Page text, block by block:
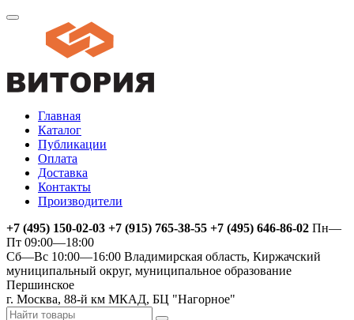
Главная
Каталог
Публикации
Оплата
Доставка
Контакты
Производители
+7 (495) 150-02-03 +7 (915) 765-38-55 +7 (495) 646-86-02 Пн—
Пт 09:00—18:00
Сб—Вс 10:00—16:00 Владимирская область, Киржачский
муниципальный округ, муниципальное образование
Першинское
г. Москва, 88-й км МКАД, БЦ "Нагорное"